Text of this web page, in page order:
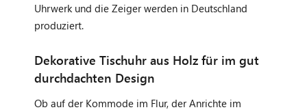
Uhrwerk und die Zeiger werden in Deutschland
produziert.
Dekorative Tischuhr aus Holz für im gut
durchdachten Design
Ob auf der Kommode im Flur, der Anrichte im